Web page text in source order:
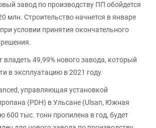
завод по производству ПП обойдется
млн. Строительство начнется в январе
условии принятия окончательного
владеть 49,99% нового завода, который
в эксплуатацию в 2021 году.
управляющая установкой
(PDH) в Ульсане (Ulsan, Южная
600 тыс. тонн пропилена в год, будет